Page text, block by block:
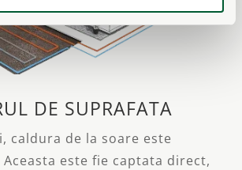
DE SUPRAFATA
caldura de la soare este
este fie captata direct,